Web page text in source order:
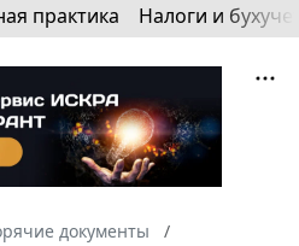
практика Налоги и
документы